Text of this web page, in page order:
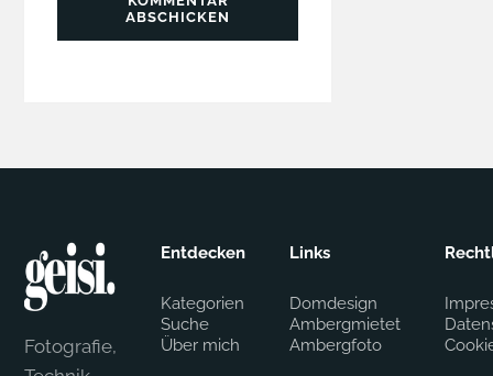
ABSCHICKEN
Fotografie,
Entdecken
Kategorien
Suche
Über mich
Links
Domdesign
Ambergmietet
Ambergfoto